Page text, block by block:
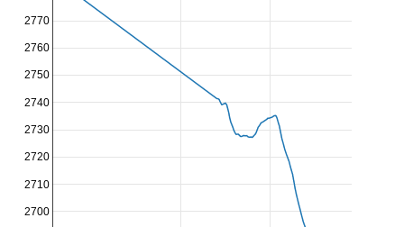
2700
2710
2720
2730
2740
2750
2760
2770